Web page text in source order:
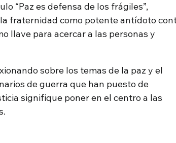
“Paz es defensa de los frágiles”,
fraternidad como potente antídoto
llave para acercar a las personas y
sobre los temas de la paz y el
de guerra que han puesto de
signifique poner en el centro a las